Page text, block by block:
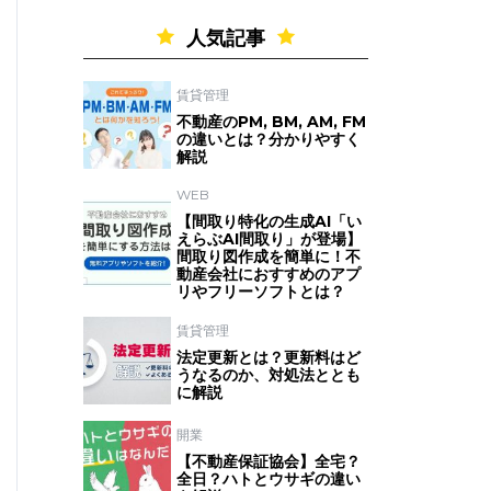
人気記事
賃貸管理
不動産のPM, BM, AM, FM
の違いとは？分かりやすく
解説
WEB
【間取り特化の生成AI「い
えらぶAI間取り」が登場】
間取り図作成を簡単に！不
動産会社におすすめのアプ
リやフリーソフトとは？
賃貸管理
法定更新とは？更新料はど
うなるのか、対処法ととも
に解説
開業
【不動産保証協会】全宅？
全日？ハトとウサギの違い